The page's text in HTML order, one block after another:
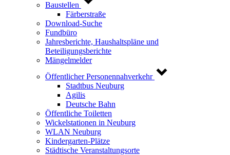
Baustellen
Färberstraße
Download-Suche
Fundbüro
Jahresberichte, Haushaltspläne und
Beteiligungsberichte
Mängelmelder
Öffentlicher Personennahverkehr
Stadtbus Neuburg
Agilis
Deutsche Bahn
Öffentliche Toiletten
Wickelstationen in Neuburg
WLAN Neuburg
Kindergarten-Plätze
Städtische Veranstaltungsorte